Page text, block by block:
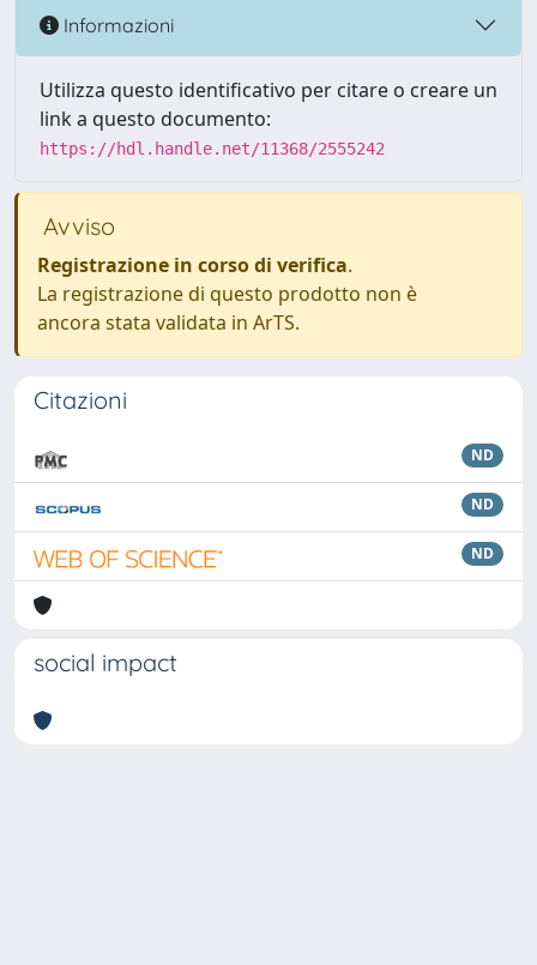
Informazioni
Utilizza questo identificativo per citare o creare un
link a questo documento:
https://hdl.handle.net/11368/2555242
Avviso
Registrazione in corso di verifica.
La registrazione di questo prodotto non è
ancora stata validata in ArTS.
Citazioni
ND
ND
ND
social impact